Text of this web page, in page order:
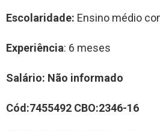
Escolaridade: Ensino médio
Experiência: 6 meses
Salário: Não informado
Cód:7455492 CBO:2346-16